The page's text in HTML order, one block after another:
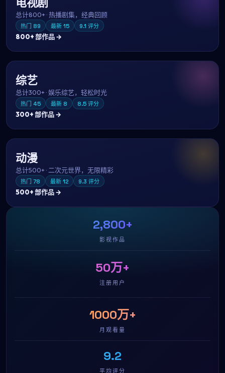
总计800+·热播剧集，经典回顾
热门 89 最新 15 9.1 评分
800+部作品 →
综艺
总计300+·娱乐综艺，轻松时光
热门 45 最新 8 8.5 评分
300+部作品 →
动漫
总计500+· 二次元世界，无限精彩
热门 78 最新 12 9.3 评分
500+部作品 →
2,800+
影视作品
50万+
注册用户
1000万+
月观看量
9.2
平均评分